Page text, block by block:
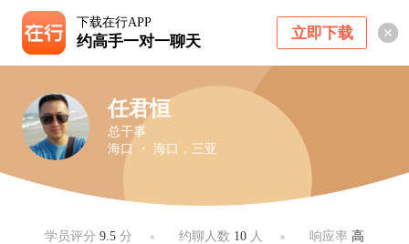
下载在行APP
约高手一对一聊天 立即下载
任君恒
总干事
海口 ・ 海口，三亚
学员评分9.5 分 约聊人数 10人 响应率 高